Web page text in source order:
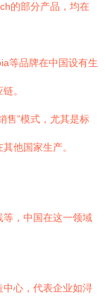
的部分产品，均在
等品牌在中国设有生
。
售”模式，尤其是标
他国家生产。
，中国在这一领域
心，代表企业如浔